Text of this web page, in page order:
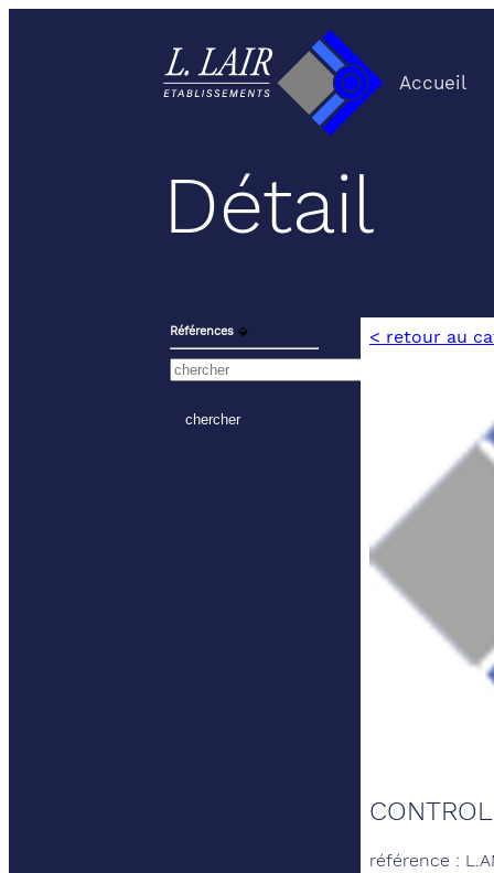
Accueil
Détail
Références ⬙ < retour au
référence :